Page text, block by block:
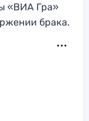
«ВИА Гра»
брака.